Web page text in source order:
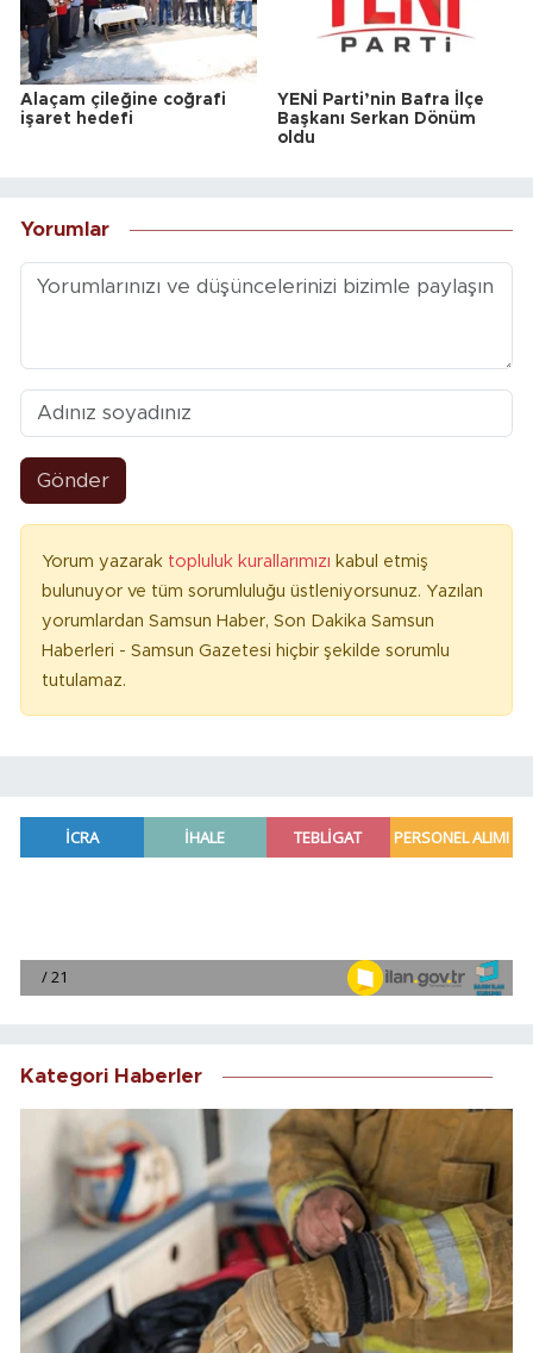
Alaçam çileğine coğrafi
işaret hedefi
YENİ Parti’nin Bafra İlçe
Başkanı Serkan Dönüm
oldu
Yorumlar
Gönder
Yorum yazarak topluluk kurallarımızı kabul etmiş
bulunuyor ve tüm sorumluluğu üstleniyorsunuz. Yazılan
yorumlardan Samsun Haber, Son Dakika Samsun
Haberleri - Samsun Gazetesi hiçbir şekilde sorumlu
tutulamaz.
Kategori Haberler